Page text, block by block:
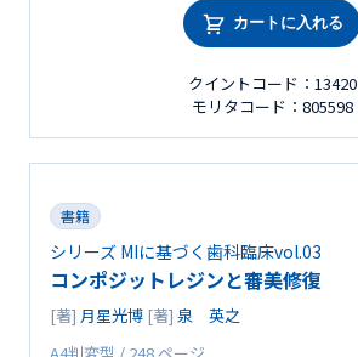
カートに入れる
クイントコード：13420
モリタコード：805598
書籍
シリーズ MIに基づく歯科臨床vol.03
コンポジットレジンと審美修復
[著] 月星光博 [著] 泉 英之